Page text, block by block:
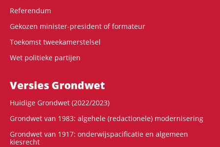
Referendum
Gekozen minister-president of formateur
Toekomst tweekamerstelsel
Wet politieke partijen
Versies Grondwet
Huidige Grondwet (2022/2023)
Grondwet van 1983: algehele (redactionele) modernisering
Grondwet van 1917: onderwijspacificatie en algemeen
kiesrecht